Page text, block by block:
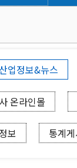
업정보&뉴스
온라인몰
보 통계